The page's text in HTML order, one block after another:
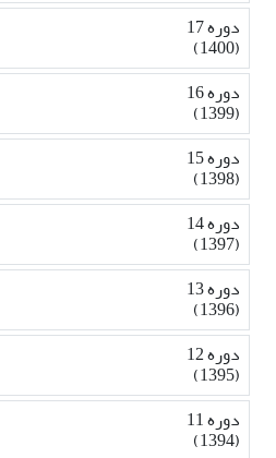
دوره 17
(1400)
دوره 16
(1399)
دوره 15
(1398)
دوره 14
(1397)
دوره 13
(1396)
دوره 12
(1395)
دوره 11
(1394)